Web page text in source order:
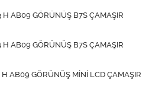
AB09 GÖRÜNÜŞ B7S ÇAMAŞIR
AB09 GÖRÜNÜŞ B7S ÇAMAŞIR
AB09 GÖRÜNÜŞ MİNİ LCD ÇAMAŞIR